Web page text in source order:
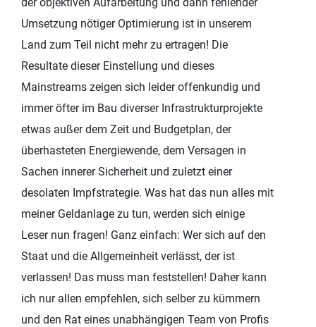
Umsetzung nötiger Optimierung ist in unserem
Land zum Teil nicht mehr zu ertragen! Die
Resultate dieser Einstellung und dieses
Mainstreams zeigen sich leider offenkundig und
immer öfter im Bau diverser Infrastrukturprojekte
etwas außer dem Zeit und Budgetplan, der
überhasteten Energiewende, dem Versagen in
Sachen innerer Sicherheit und zuletzt einer
desolaten Impfstrategie. Was hat das nun alles mit
meiner Geldanlage zu tun, werden sich einige
Leser nun fragen! Ganz einfach: Wer sich auf den
Staat und die Allgemeinheit verlässt, der ist
verlassen! Das muss man feststellen! Daher kann
ich nur allen empfehlen, sich selber zu kümmern
und den Rat eines unabhängigen Team von Profis